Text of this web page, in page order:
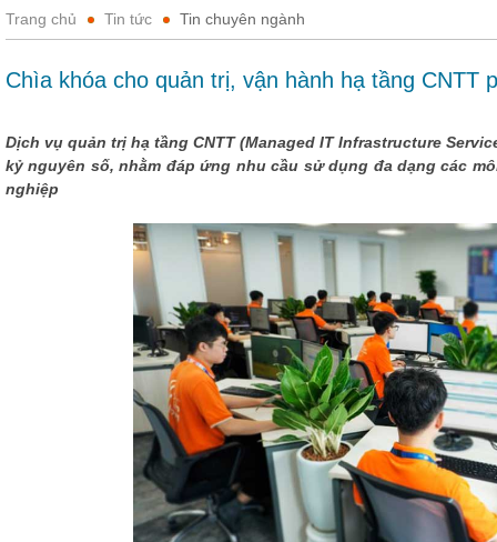
Trang chủ Tin tức Tin chuyên ngành
Chìa khóa cho quản trị, vận hành hạ tầng CNTT
Dịch vụ quản trị hạ tầng CNTT (Managed IT Infrastructure
kỷ nguyên số, nhằm đáp ứng nhu cầu sử dụng đa dạng các
nghiệp